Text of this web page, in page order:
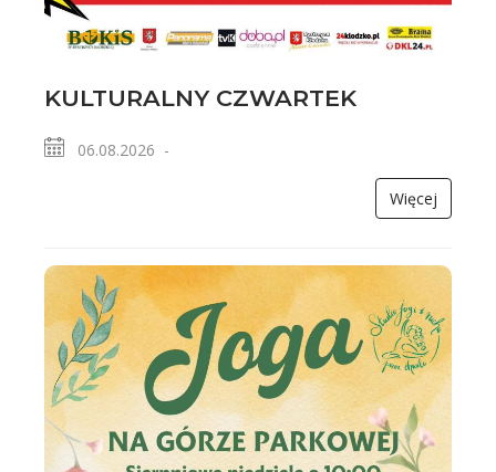
KULTURALNY CZWARTEK
06.08.2026 -
Więcej